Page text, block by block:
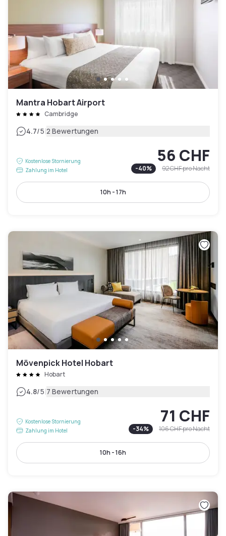
Mantra Hobart Airport
Cambridge
4.7/5|2 Bewertungen
Kostenlose Stornierung
Zahlung im Hotel
56 CHF
-40% 92 CHFpro Nacht
10h - 17h
Mövenpick Hotel Hobart
Hobart
4.8/5|7 Bewertungen
Kostenlose Stornierung
Zahlung im Hotel
71 CHF
-34% 106 CHFpro Nacht
10h - 16h